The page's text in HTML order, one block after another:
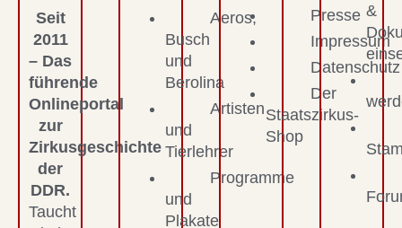
Seit
2011
– Das
führende
Onlineportal
zur
Zirkusgeschichte
der
DDR.
Taucht
Aeros,
Busch
und
Berolina
Artisten
und
Tierlehrer
Programme
und
Plakate
Presse
Impressum
Datenschutz
Der
Staatszirkus-
Shop
&